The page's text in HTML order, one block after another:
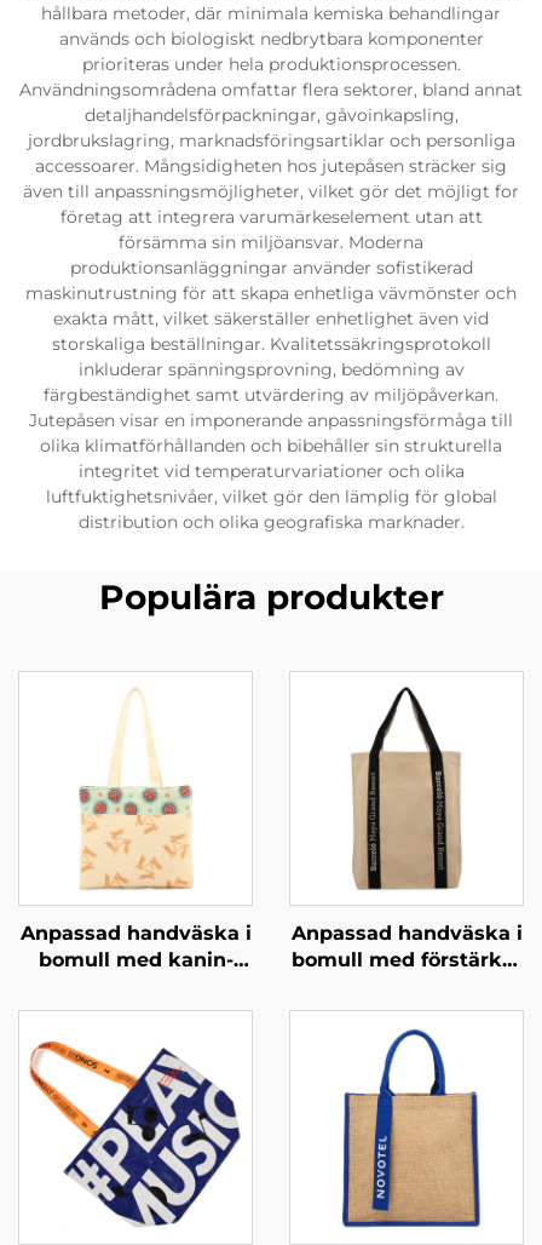
hållbara metoder, där minimala kemiska behandlingar
används och biologiskt nedbrytbara komponenter
prioriteras under hela produktionsprocessen.
Användningsområdena omfattar flera sektorer, bland annat
detaljhandelsförpackningar, gåvoinkapsling,
jordbrukslagring, marknadsföringsartiklar och personliga
accessoarer. Mångsidigheten hos jutepåsen sträcker sig
även till anpassningsmöjligheter, vilket gör det möjligt for
företag att integrera varumärkeselement utan att
försämma sin miljöansvar. Moderna
produktionsanläggningar använder sofistikerad
maskinutrustning för att skapa enhetliga vävmönster och
exakta mått, vilket säkerställer enhetlighet även vid
storskaliga beställningar. Kvalitetssäkringsprotokoll
inkluderar spänningsprovning, bedömning av
färgbeständighet samt utvärdering av miljöpåverkan.
Jutepåsen visar en imponerande anpassningsförmåga till
olika klimatförhållanden och bibehåller sin strukturella
integritet vid temperaturvariationer och olika
luftfuktighetsnivåer, vilket gör den lämplig för global
distribution och olika geografiska marknader.
Populära produkter
Anpassad handväska i
bomull med kanin-
unik konstnärlig gåva
varumärkesbyggnad
Anpassad handväska i
bomull med förstärkta
bärväska med hög
bärförmåga för daglig
användning